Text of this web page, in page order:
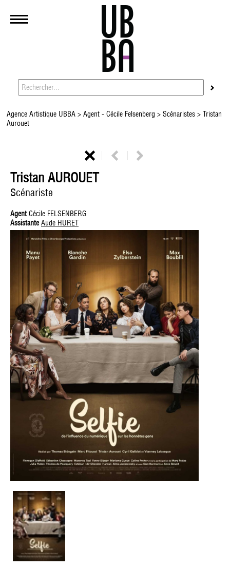
Agence Artistique UBBA>Agent - Cécile Felsenberg > Scénaristes> Tristan
Aurouet
Tristan AUROUET
Scénariste
AgentCécile FELSENBERG
Assistante Aude HURET